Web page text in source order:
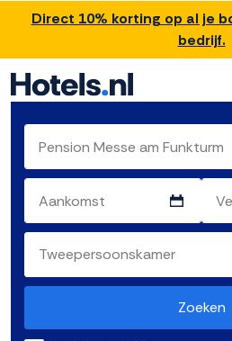
Direct 10% korting op al je
bedrijf.
Zoeken